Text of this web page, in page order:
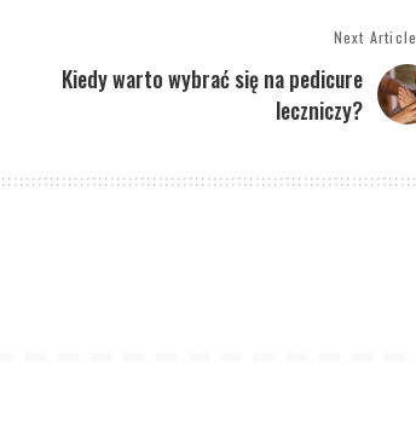
Next Article
Kiedy warto wybrać się na pedicure
leczniczy?